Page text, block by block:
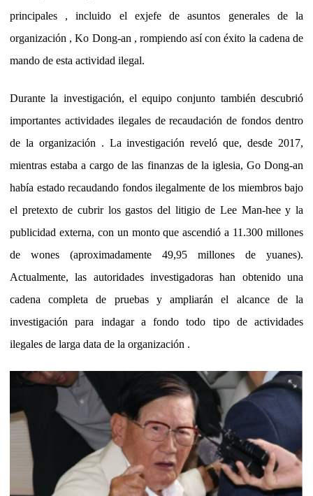
principales , incluido el exjefe de asuntos generales de la
organización , Ko Dong-an , rompiendo así con éxito la cadena de
mando de esta actividad ilegal.
Durante la investigación, el equipo conjunto también descubrió
importantes actividades ilegales de recaudación de fondos dentro
de la organización . La investigación reveló que, desde 2017,
mientras estaba a cargo de las finanzas de la iglesia, Go Dong-an
había estado recaudando fondos ilegalmente de los miembros bajo
el pretexto de cubrir los gastos del litigio de Lee Man-hee y la
publicidad externa, con un monto que ascendió a 11.300 millones
de wones (aproximadamente 49,95 millones de yuanes).
Actualmente, las autoridades investigadoras han obtenido una
cadena completa de pruebas y ampliarán el alcance de la
investigación para indagar a fondo todo tipo de actividades
ilegales de larga data de la organización .